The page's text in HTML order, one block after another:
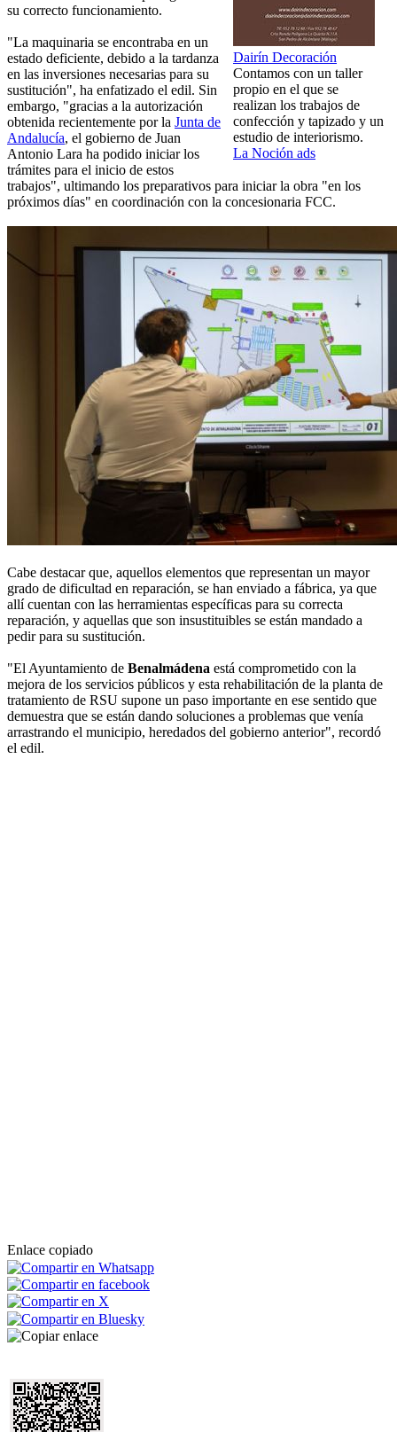
Dairín Decoración
Contamos con un taller
propio en el que se
realizan los trabajos de
confección y tapizado y un
estudio de interiorismo.
La Noción ads
su correcto funcionamiento.
"La maquinaria se encontraba en un
estado deficiente, debido a la tardanza
en las inversiones necesarias para su
sustitución", ha enfatizado el edil. Sin
embargo, "gracias a la autorización
obtenida recientemente por la Junta de
Andalucía, el gobierno de Juan
Antonio Lara ha podido iniciar los
trámites para el inicio de estos
trabajos", ultimando los preparativos para iniciar la obra "en los
próximos días" en coordinación con la concesionaria FCC.
Cabe destacar que, aquellos elementos que representan un mayor
grado de dificultad en reparación, se han enviado a fábrica, ya que
allí cuentan con las herramientas específicas para su correcta
reparación, y aquellas que son insustituibles se están mandado a
pedir para su sustitución.
"El Ayuntamiento de Benalmádena está comprometido con la
mejora de los servicios públicos y esta rehabilitación de la planta de
tratamiento de RSU supone un paso importante en ese sentido que
demuestra que se están dando soluciones a problemas que venía
arrastrando el municipio, heredados del gobierno anterior", recordó
el edil.
Enlace copiado